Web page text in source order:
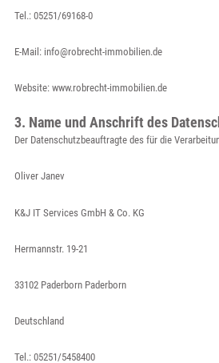
Tel.: 05251/69168-0
E-Mail: info@robrecht-immobilien.de
Website: www.robrecht-immobilien.de
3. Name und Anschrift des
Der Datenschutzbeauftragte des für die
Oliver Janev
K&J IT Services GmbH & Co. KG
Hermannstr. 19-21
33102 Paderborn Paderborn
Deutschland
Tel.: 05251/5458400